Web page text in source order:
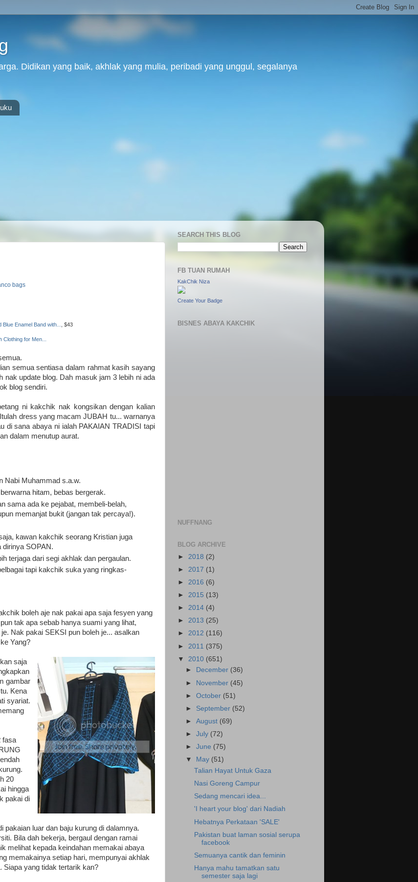
Didikan yang baik, akhlak yang mulia, peribadi yang unggul, segalanya
bags
Enamel Band with...
, $43
for Men...
semua sentiasa dalam rahmat kasih sayang
nak update blog. Dah masuk jam 3 lebih ni ada
blog sendiri.
ni kakchik nak kongsikan dengan kalian
dress yang macam JUBAH tu... warnanya
di sana abaya ni ialah PAKAIAN TRADISI tapi
dalam menutup aurat.
Nabi Muhammad s.a.w.
hitam, bebas bergerak.
sama ada ke pejabat, membeli-belah,
memanjat bukit (jangan tak percaya!).
kawan kakchik seorang Kristian juga
dirinya SOPAN.
terjaga dari segi akhlak dan pergaulan.
tapi kakchik suka yang ringkas-
boleh aje nak pakai apa saja fesyen yang
tak apa sebab hanya suami yang lihat,
Nak pakai SEKSI pun boleh je... asalkan
Yang?
saja
gambar
Kena
syariat.
fasa
20
hingga
pakai di
pakaian luar dan baju kurung di dalamnya.
Bila dah bekerja, bergaul dengan ramai
melihat kepada keindahan memakai abaya
memakainya setiap hari, mempunyai akhlak
Siapa yang tidak tertarik kan?
SEARCH THIS BLOG
FB TUAN RUMAH
KakChik Niza
Create Your Badge
BISNES ABAYA KAKCHIK
NUFFNANG
BLOG ARCHIVE
► 2018 (2)
► 2017 (1)
► 2016 (6)
► 2015 (13)
► 2014 (4)
► 2013 (25)
► 2012 (116)
► 2011 (375)
▼ 2010 (651)
►
December (36)
► November (45)
►October (51)
► September (52)
►August (69)
►July (72)
►June (75)
▼
May (51)
Talian Hayat Untuk Gaza
Nasi Goreng Campur
Sedang mencari idea...
'I heart your blog' dari Nadiah
Hebatnya Perkataan 'SALE'
Pakistan buat laman sosial serupa
facebook
Semuanya cantik dan feminin
Hanya mahu tamatkan satu
semester saja lagi